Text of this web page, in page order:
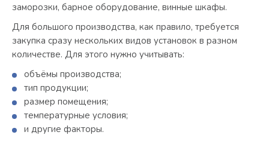
заморозки, барное оборудование, винные шкафы.
Для большого производства, как правило, требуется
закупка сразу нескольких видов установок в разном
количестве. Для этого нужно учитывать:
объёмы производства;
тип продукции;
размер помещения;
температурные условия;
и другие факторы.